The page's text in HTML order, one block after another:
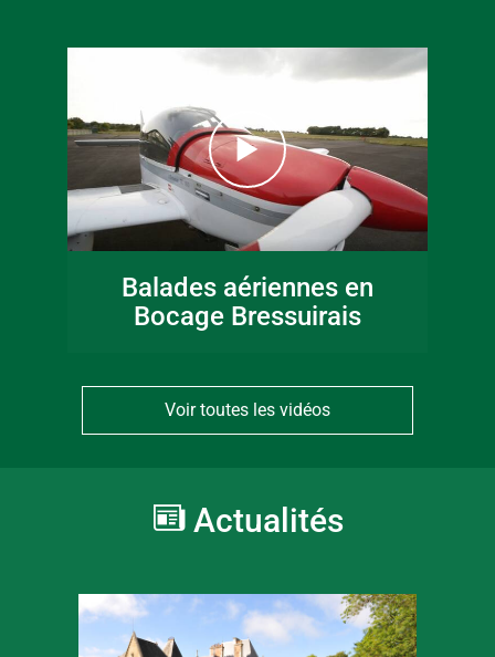
Balades aériennes en
Bocage Bressuirais
Voir toutes les vidéos
Actualités